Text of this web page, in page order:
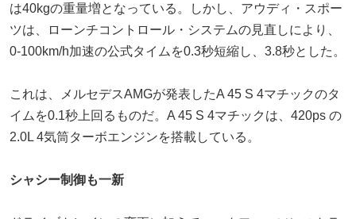
は40kgの重量増となっている。しかし、アウディ・スポー
ツは、ローンチコントロール・システムの見直しにより、
0-100km/h加速の公式タイムを0.3秒短縮し、3.8秒とした。
これは、メルセデスAMGが発表したA 45 S 4マチックのタ
イムを0.1秒上回るものだ。A 45 S 4マチックは、420ps の
2.0L 4気筒ターボエンジンを搭載している。
シャシー制御も一新